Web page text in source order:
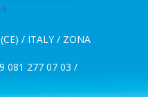
/ ITALY / ZONA
081 277 07 03 /